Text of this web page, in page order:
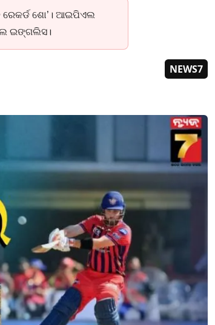
ଶୋ’। ଆଇପିଏଲ
ଇଙ୍ଗଲିସ।
NEWS7